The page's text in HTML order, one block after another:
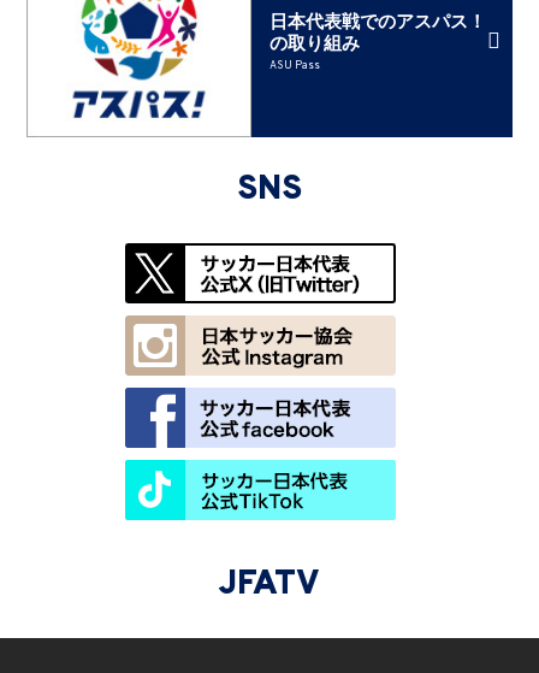
日本代表戦でのアスパス！
の取り組み
ASU Pass
SNS
JFATV